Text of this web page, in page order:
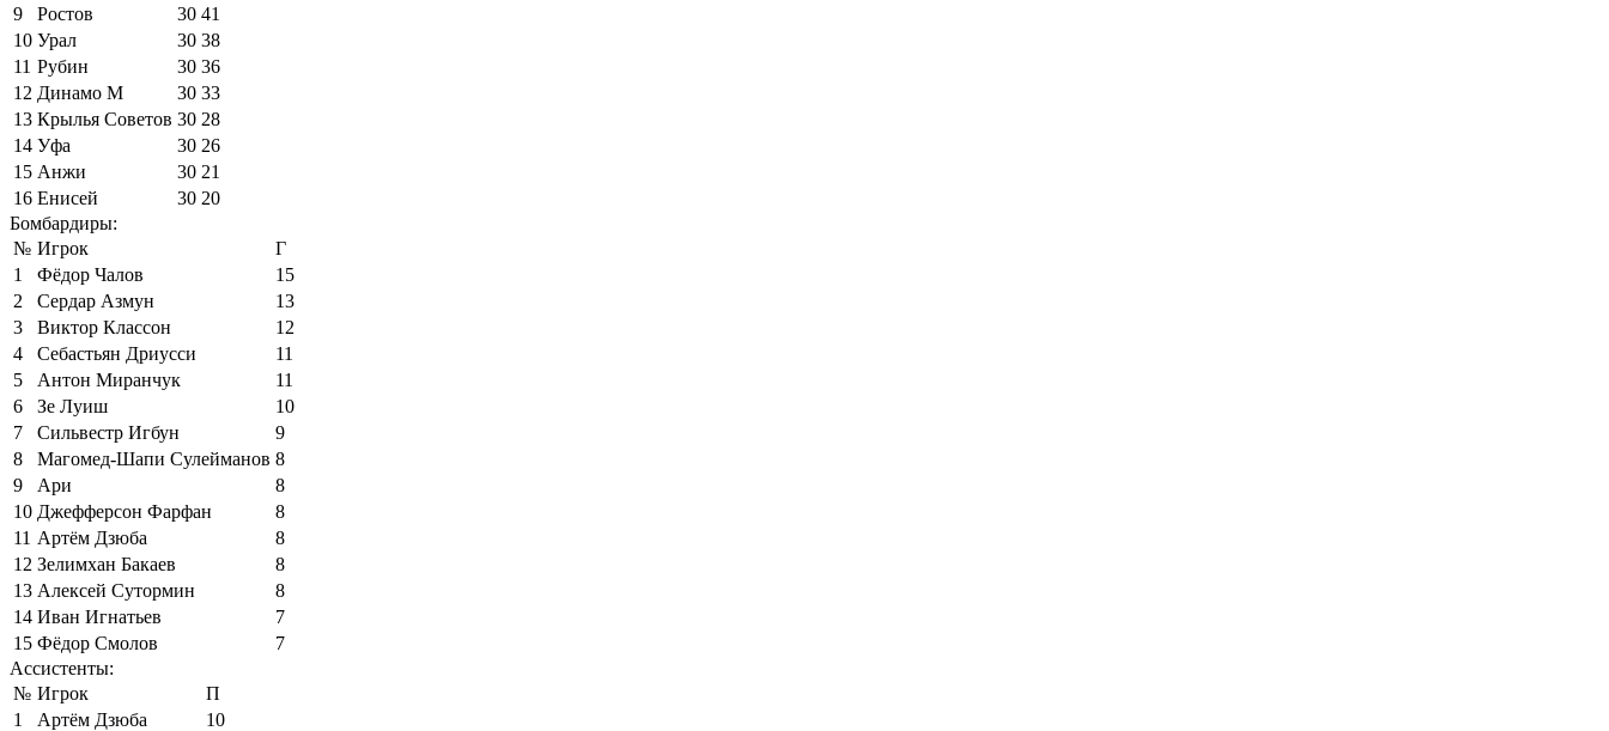
9
Ростов 30 41
10 Урал 30 38
11 Рубин 30 36
12 Динамо М 30 33
13 Крылья Советов 30 28
14 Уфа 30 26
15 Анжи 30 21
16 Енисей 30 20
Бомбардиры:
№ Игрок
Г
1
Фёдор Чалов
15
2
Сердар Азмун
13
3
Виктор Классон
12
4
Себастьян Дриусси
11
5
Антон Миранчук
11
6
Зе Луиш
10
7
Сильвестр Игбун
9
8
Магомед-Шапи Сулейманов 8
9
Ари
8
10 Джефферсон Фарфан
8
11 Артём Дзюба
8
12 Зелимхан Бакаев
8
13 Алексей Сутормин
8
14 Иван Игнатьев
7
15 Фёдор Смолов
7
Ассистенты:
№ Игрок
П
1
Артём Дзюба
10